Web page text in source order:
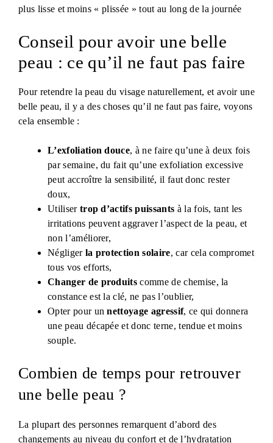
plus lisse et moins « plissée » tout au long de la journée
Conseil pour avoir une belle
peau : ce qu’il ne faut pas faire
Pour retendre la peau du visage naturellement, et avoir une
belle peau, il y a des choses qu’il ne faut pas faire, voyons
cela ensemble :
L’exfoliation douce, à ne faire qu’une à deux fois
par semaine, du fait qu’une exfoliation excessive
peut accroître la sensibilité, il faut donc rester
doux,
Utiliser trop d’actifs puissants à la fois, tant les
irritations peuvent aggraver l’aspect de la peau, et
non l’améliorer,
Négliger la protection solaire, car cela compromet
tous vos efforts,
Changer de produitscomme de chemise, la
constance est la clé, ne pas l’oublier,
Opter pour unnettoyage agressif, ce qui donnera
une peau décapée et donc terne, tendue et moins
souple.
Combien de temps pour retrouver
une belle peau ?
La plupart des personnes remarquent d’abord des
changements au niveau du confort et de l’hydratation